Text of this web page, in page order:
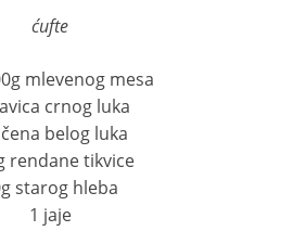
ćufte
mlevenog mesa
crnog luka
belog luka
rendane tikvice
starog hleba
1 jaje